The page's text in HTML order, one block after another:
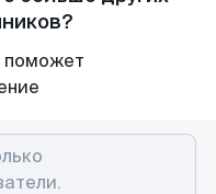
поможет